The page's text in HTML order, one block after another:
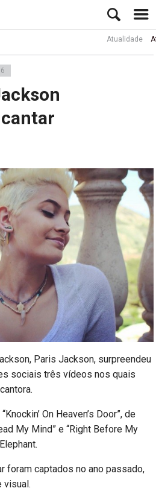
Atualidade Ator
Paris Jackson, surpreendeu
sociais três vídeos nos quais
On Heaven’s Door”, de
My Mind” e “Right Before My
foram captados no ano passado,
visual.